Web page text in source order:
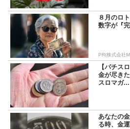
８月のロ
数字が『
PR(株式会社
【パチス
金が尽き
スロマガ...
あなたの
る時、金